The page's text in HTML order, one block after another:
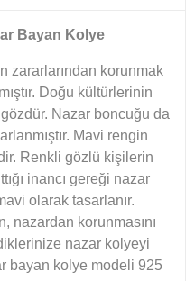
Bayan Kolye
zararlarından korunmak
Doğu kültürlerinin
Nazar boncuğu da
Mavi rengin
Renkli gözlü kişilerin
inancı gereği nazar
olarak tasarlanır.
nazardan korunmasını
nazar kolyeyi
bayan kolye modeli 925